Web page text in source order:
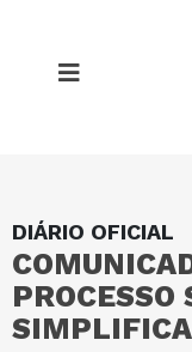
DIÁRIO OFICIAL
PROCESSO
MAPA DO SITE
PORTAL DA